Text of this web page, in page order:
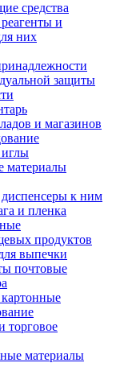
средства
и
них
защиты
и магазинов
материалы
к ним
и пленка
продуктов
выпечки
почтовые
торговое
материалы